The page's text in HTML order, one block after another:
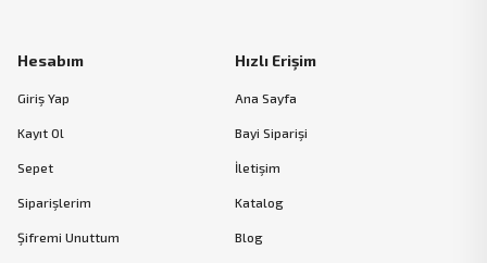
Hesabım
Giriş Yap
Kayıt Ol
Sepet
Siparişlerim
Şifremi Unuttum
Hızlı Erişim
Ana Sayfa
Bayi Siparişi
İletişim
Katalog
Blog